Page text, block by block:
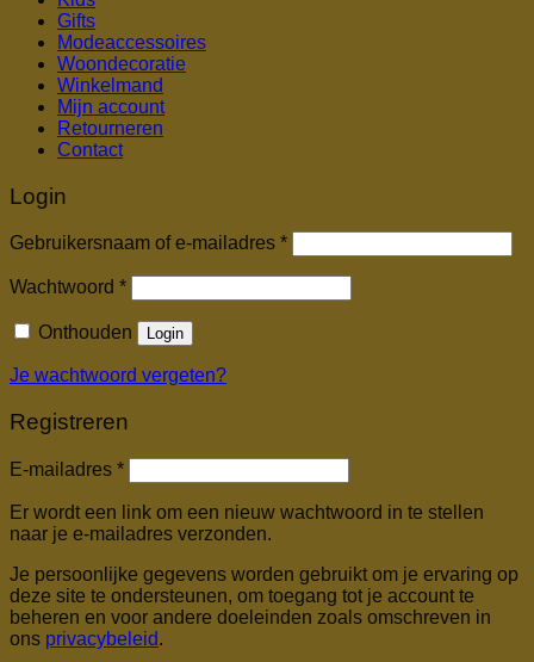
Gifts
Modeaccessoires
Woondecoratie
Winkelmand
Mijn account
Retourneren
Contact
Login
Gebruikersnaam of e-mailadres *Vereist
Wachtwoord *Vereist
Onthouden Login
Je wachtwoord vergeten?
Registreren
E-mailadres *Vereist
Er wordt een link om een nieuw wachtwoord in te stellen
naar je e-mailadres verzonden.
Je persoonlijke gegevens worden gebruikt om je ervaring op
deze site te ondersteunen, om toegang tot je account te
beheren en voor andere doeleinden zoals omschreven in
ons privacybeleid.